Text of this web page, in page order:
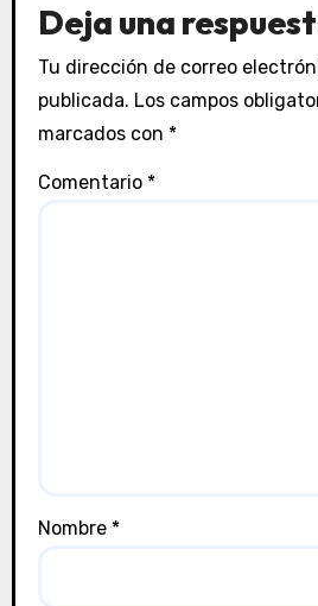
Deja una
Tu dirección de correo
publicada. Los campos
marcados con *
Comentario *
Nombre *